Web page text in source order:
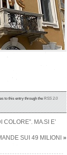
to this entry through theRSS 2.0
MA SI E’
SUI 49 MILIONI »